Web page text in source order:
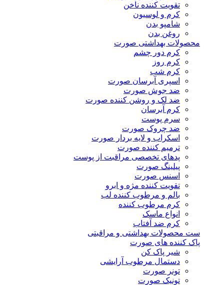
تقویت کننده ناخن
کرم و لوسیون
شامپو بدن
روغن بدن
محصولات بهداشتی صورت
کرم دور چشم
کرم روز
کرم شب
اسپری آبرسان صورت
ضد جوش صورت
ضد لک و روشن کننده صورت
کرم آبرسان
سرم پوست
ضد چروک صورت
اسکراب و لایه بردار صورت
ترمیم کننده صورت
پدهای تخصصی مراقبت از پوست
پیلینگ صورت
اسنس صورت
تقویت کننده مژه و ابرو
بالم و مرطوب کننده لب
کرم مرطوب کننده
انواع ماسک
کرم ضد آفتاب
ست محصولات بهداشتی و مراقبتی
پاک کننده های صورت
شیر پاک کن
دستمال مرطوب آرایشی
تونر صورت
تونیک صورت